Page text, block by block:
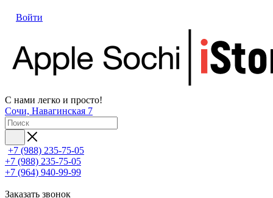
Войти
С нами легко и просто!
Сочи, Навагинская 7
+7 (988) 235-75-05
+7 (988) 235-75-05
+7 (964) 940-99-99
Заказать звонок